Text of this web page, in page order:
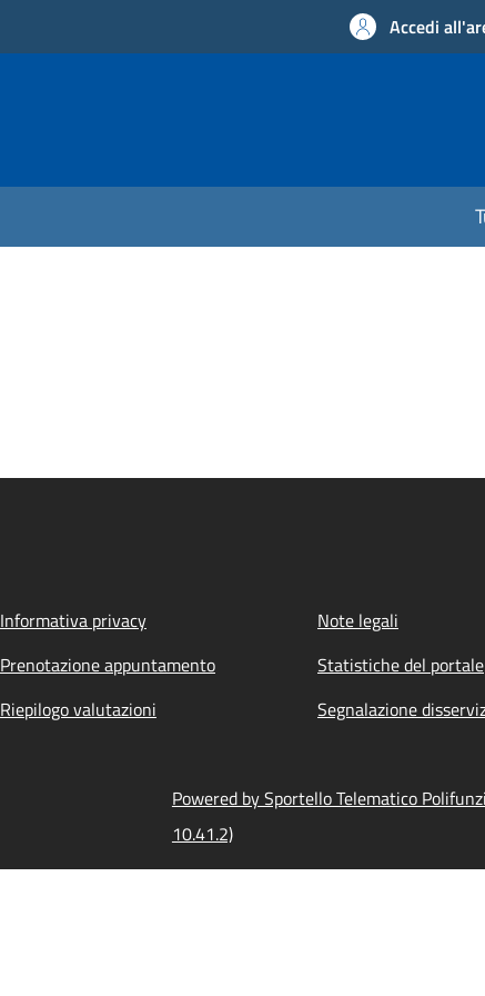
Accedi
Informativa privacy
Note legali
Prenotazione appuntamento
Statistiche del portale
Riepilogo valutazioni
Segnalazione
Powered by Sportello Telematico
10.41.2)